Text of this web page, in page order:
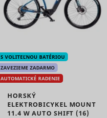
S VOLITEĽNOU BATÉRIOU
ZAVEZIEME ZADARMO
AUTOMATICKÉ RADENIE
HORSKÝ
ELEKTROBICYKEL MOUNT
11.4 W AUTO SHIFT (16)